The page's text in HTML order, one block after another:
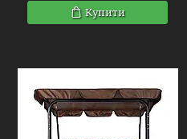
Купити